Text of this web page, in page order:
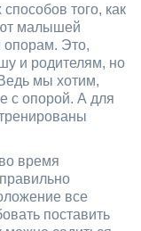
того, как
малышей
опорам. Это,
и родителям, но
мы хотим,
с опорой. А для
время
все
поставить